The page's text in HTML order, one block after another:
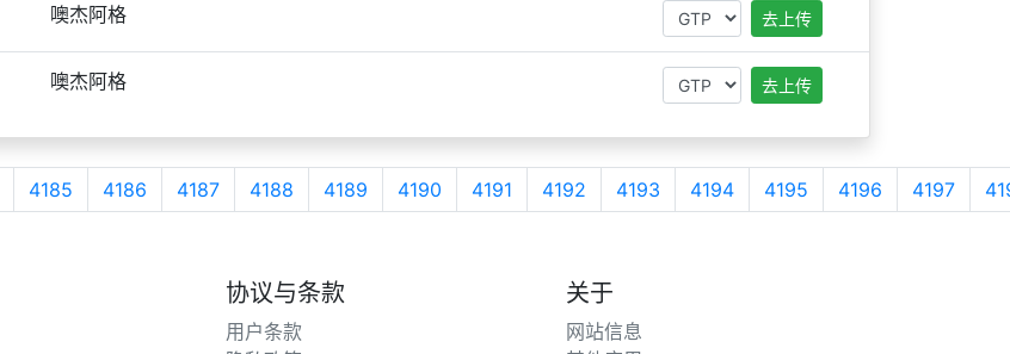
噢杰阿格 去上传
噢杰阿格 去上传
4185 4186 4187 4188 4189 4190 4191 4192 4193 4194 4195 4196 4197
协议与条款
用户条款
关于
网站信息